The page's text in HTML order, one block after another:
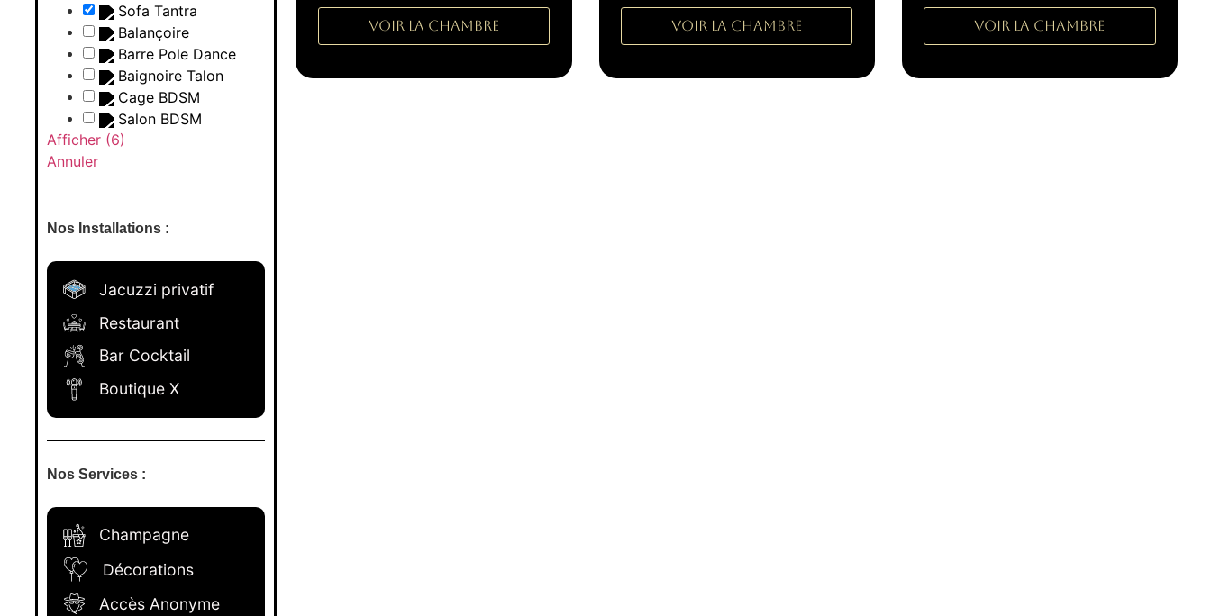
Sofa Tantra
Balançoire
Barre Pole Dance
Baignoire Talon
Cage BDSM
Salon BDSM
Afficher (6)
Annuler
Nos Installations :
Jacuzzi privatif
Restaurant
Bar Cocktail
Boutique X
Nos Services :
Champagne
Décorations
Accès Anonyme
Voir la Chambre Voir la Chambre Voir la Chambre